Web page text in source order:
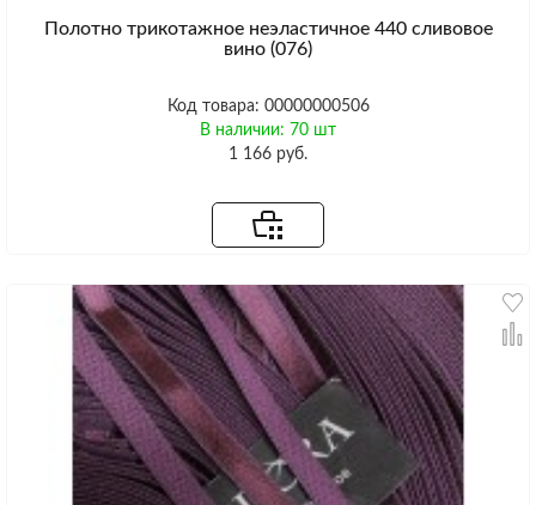
Полотно трикотажное неэластичное 440 сливовое
вино (076)
Код товара: 00000000506
В наличии: 70 шт
1 166 руб.